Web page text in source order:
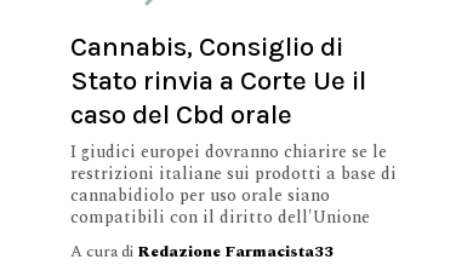
Cannabis, Consiglio di
Stato rinvia a Corte Ue il
caso del Cbd orale
I giudici europei dovranno chiarire se le
restrizioni italiane sui prodotti a base di
cannabidiolo per uso orale siano
compatibili con il diritto dell'Unione
A cura di Redazione Farmacista33